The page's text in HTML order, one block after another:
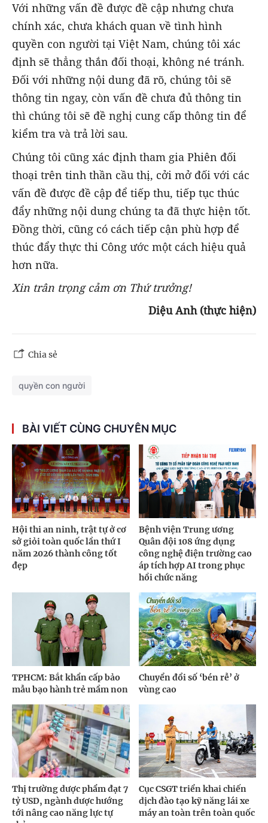
Với những vấn đề được đề cập nhưng chưa
chính xác, chưa khách quan về tình hình
quyền con người tại Việt Nam, chúng tôi xác
định sẽ thẳng thắn đối thoại, không né tránh.
Đối với những nội dung đã rõ, chúng tôi sẽ
thông tin ngay, còn vấn đề chưa đủ thông tin
thì chúng tôi sẽ đề nghị cung cấp thông tin để
kiểm tra và trả lời sau.
Chúng tôi cũng xác định tham gia Phiên đối
thoại trên tinh thần cầu thị, cởi mở đối với các
vấn đề được đề cập để tiếp thu, tiếp tục thúc
đẩy những nội dung chúng ta đã thực hiện tốt.
Đồng thời, cũng có cách tiếp cận phù hợp để
thúc đẩy thực thi Công ước một cách hiệu quả
hơn nữa.
Xin trân trọng cảm ơn Thứ trưởng!
Diệu Anh (thực hiện)
Chia sẻ
quyền con người
BÀI VIẾT CÙNG CHUYÊN MỤC
Hội thi an ninh, trật tự ở cơ
sở giỏi toàn quốc lần thứ I
năm 2026 thành công tốt
đẹp
Bệnh viện Trung ương
Quân đội 108 ứng dụng
công nghệ điện trường cao
áp tích hợp AI trong phục
hồi chức năng
TPHCM: Bắt khẩn cấp bảo
mẫu bạo hành trẻ mầm non
Chuyển đổi số ‘bén rễ’ ở
vùng cao
Thị trường dược phẩm đạt 7
tỷ USD, ngành dược hướng
tới nâng cao năng lực tự
Cục CSGT triển khai chiến
dịch đào tạo kỹ năng lái xe
máy an toàn trên toàn quốc